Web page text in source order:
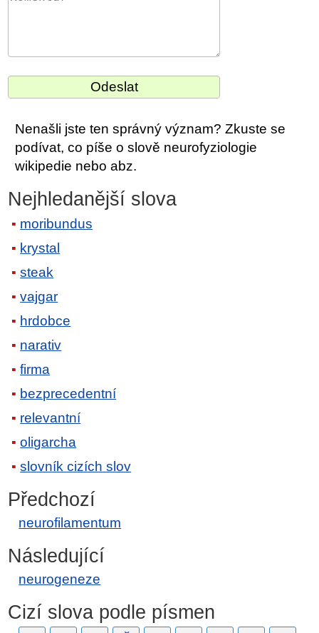
Nenašli jste ten správný význam? Zkuste se
podívat, co píše o slově neurofyziologie
wikipedie nebo abz.
Nejhledanější slova
moribundus
krystal
steak
vajgar
hrdobce
narativ
firma
bezprecedentní
relevantní
oligarcha
slovník cizích slov
Předchozí
neurofilamentum
Následující
neurogeneze
Cizí slova podle písmen